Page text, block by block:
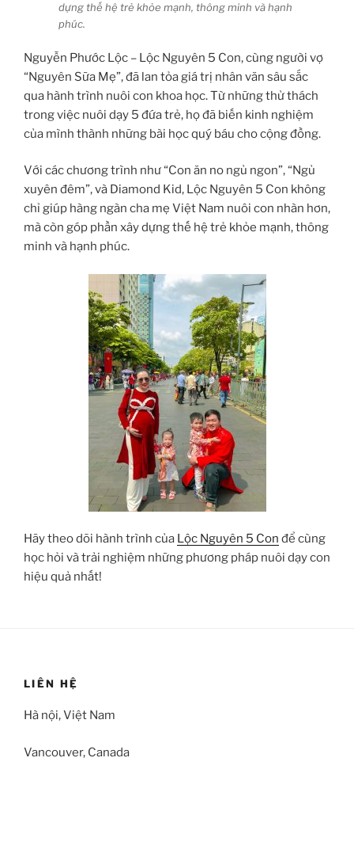
dựng thế hệ trẻ khỏe mạnh, thông minh và hạnh
phúc.
Nguyễn Phước Lộc – Lộc Nguyên 5 Con, cùng người vợ
“Nguyên Sữa Mẹ”, đã lan tỏa giá trị nhân văn sâu sắc
qua hành trình nuôi con khoa học. Từ những thử thách
trong việc nuôi dạy 5 đứa trẻ, họ đã biến kinh nghiệm
của mình thành những bài học quý báu cho cộng đồng.
Với các chương trình như “Con ăn no ngủ ngon”, “Ngủ
xuyên đêm”, và Diamond Kid, Lộc Nguyên 5 Con không
chỉ giúp hàng ngàn cha mẹ Việt Nam nuôi con nhàn hơn,
mà còn góp phần xây dựng thế hệ trẻ khỏe mạnh, thông
minh và hạnh phúc.
Hãy theo dõi hành trình của Lộc Nguyên 5 Con để cùng
học hỏi và trải nghiệm những phương pháp nuôi dạy con
hiệu quả nhất!
LIÊN HỆ
Hà nội, Việt Nam
Vancouver, Canada